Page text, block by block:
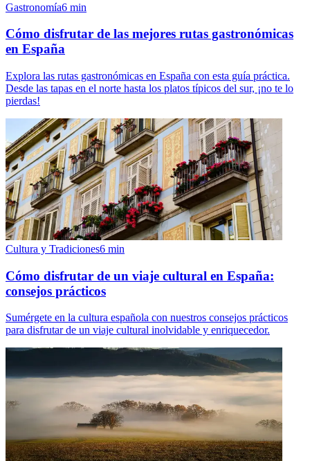
Gastronomía6 min
Cómo disfrutar de las mejores rutas gastronómicas
en España
Explora las rutas gastronómicas en España con esta guía práctica.
Desde las tapas en el norte hasta los platos típicos del sur, ¡no te lo
pierdas!
Cultura y Tradiciones6 min
Cómo disfrutar de un viaje cultural en España:
consejos prácticos
Sumérgete en la cultura española con nuestros consejos prácticos
para disfrutar de un viaje cultural inolvidable y enriquecedor.